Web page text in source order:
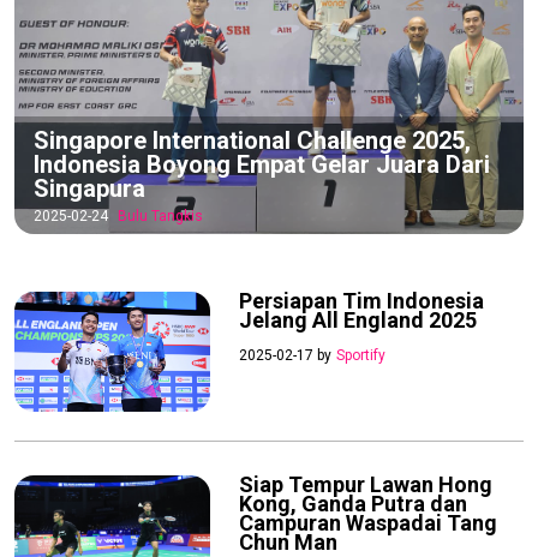
Singapore International Challenge 2025,
Indonesia Boyong Empat Gelar Juara Dari
Singapura
2025-02-24 Bulu Tangkis
Persiapan Tim Indonesia
Jelang All England 2025
2025-02-17 by Sportify
Siap Tempur Lawan Hong
Kong, Ganda Putra dan
Campuran Waspadai Tang
Chun Man